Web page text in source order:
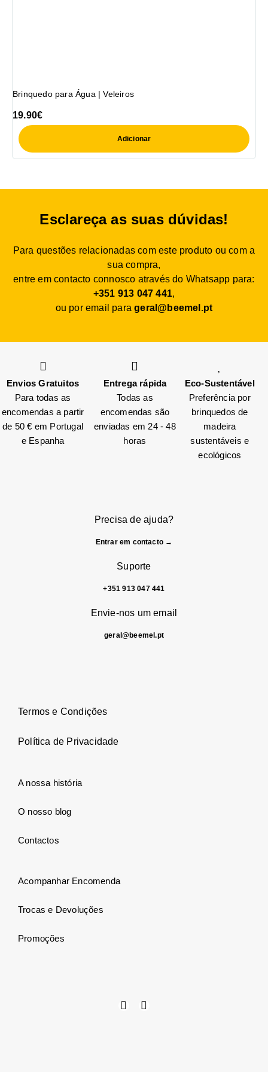
Brinquedo para Água | Veleiros
19.90€
Adicionar
Esclareça as suas dúvidas!
Para questões relacionadas com este produto ou com a
sua compra,
entre em contacto connosco através do Whatsapp para:
+351 913 047 441,
ou por email parageral@beemel.pt
Envios Gratuitos
Para todas as
encomendas a partir
de 50 € em Portugal
e Espanha
Entrega rápida
Todas as
encomendas são
enviadas em 24 - 48
horas
Eco-Sustentável
Preferência por
brinquedos de
madeira
sustentáveis e
ecológicos
Precisa de ajuda?
Entrar em contacto →
Suporte
+351 913 047 441
Envie-nos um email
geral@beemel.pt
Termos e Condições
Política de Privacidade
A nossa história
O nosso blog
Contactos
Acompanhar Encomenda
Trocas e Devoluções
Promoções